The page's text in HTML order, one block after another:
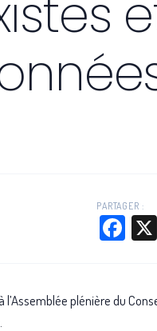
PARTAGER :
plénière du